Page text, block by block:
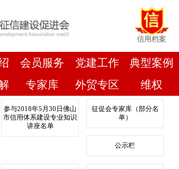
信用档案
会员服务 党建工作
典型案例
专家库 外贸专区 维权
参与2018年5月30日佛山
市信用体系建设专业知识
讲座名单
征促会专家库（部分名
单）
公示栏